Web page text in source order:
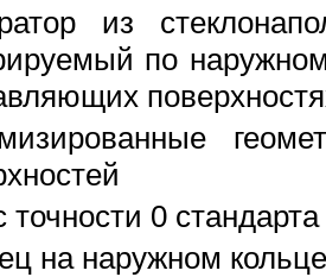
из
по
точности 0
на наружном кольце